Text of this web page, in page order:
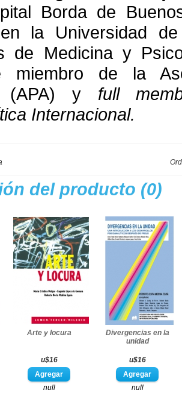
Borda de
la Universidad
de Medicina y
miembro de la
(APA) y full
Internacional.
del producto (0)
Arte y locura
u$16
null
Divergencias en la
unidad
u$16
null